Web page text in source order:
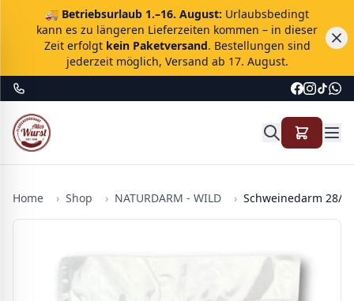
🚚 Betriebsurlaub 1.–16. August: Urlaubsbedingt
kann es zu längeren Lieferzeiten kommen – in dieser
Zeit erfolgt kein Paketversand. Bestellungen sind
jederzeit möglich, Versand ab 17. August.
Home › Shop › NATURDARM - WILD › Schweinedarm 28/